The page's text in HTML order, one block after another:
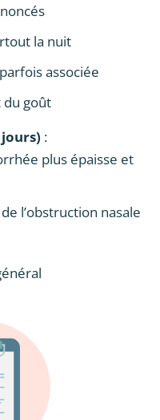
la nuit
associée
du goût
:
plus épaisse et
l’obstruction nasale